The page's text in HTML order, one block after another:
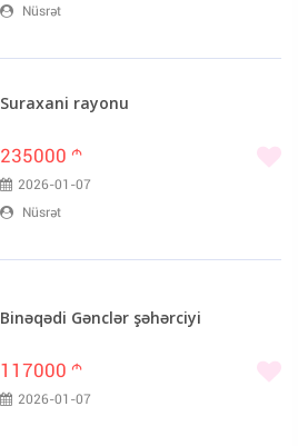
Nüsrət
Suraxani rayonu
235000 m
2026-01-07
Nüsrət
Binəqədi Gənclər şəhərciyi
117000 m
2026-01-07